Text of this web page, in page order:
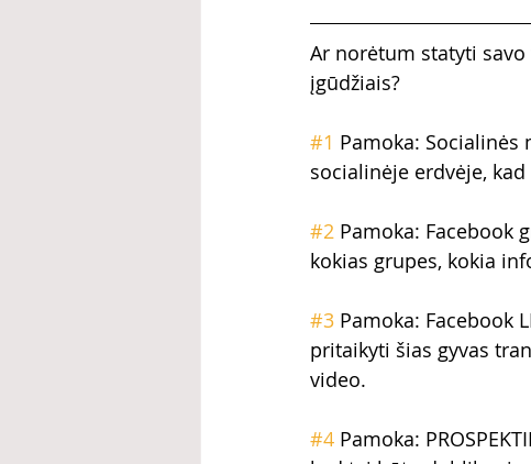
Ar norėtum statyti
įgūdžiais?
#1 Pamoka:
socialinėje erdvėje,
#2 Pamoka:
kokias grupes, kokia
#3 Pamoka: Facebook
pritaikyti šias gyvas
video.
#4 Pamoka: